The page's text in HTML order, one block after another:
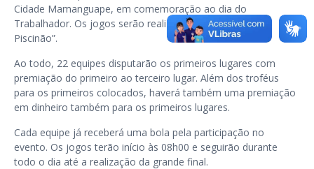
Cidade Mamanguape, em comemoração ao dia do
Trabalhador. Os jogos serão realizados no campo “O
Piscinão”.
Ao todo, 22 equipes disputarão os primeiros lugares com
premiação do primeiro ao terceiro lugar. Além dos troféus
para os primeiros colocados, haverá também uma premiação
em dinheiro também para os primeiros lugares.
Cada equipe já receberá uma bola pela participação no
evento. Os jogos terão início às 08h00 e seguirão durante
todo o dia até a realização da grande final.